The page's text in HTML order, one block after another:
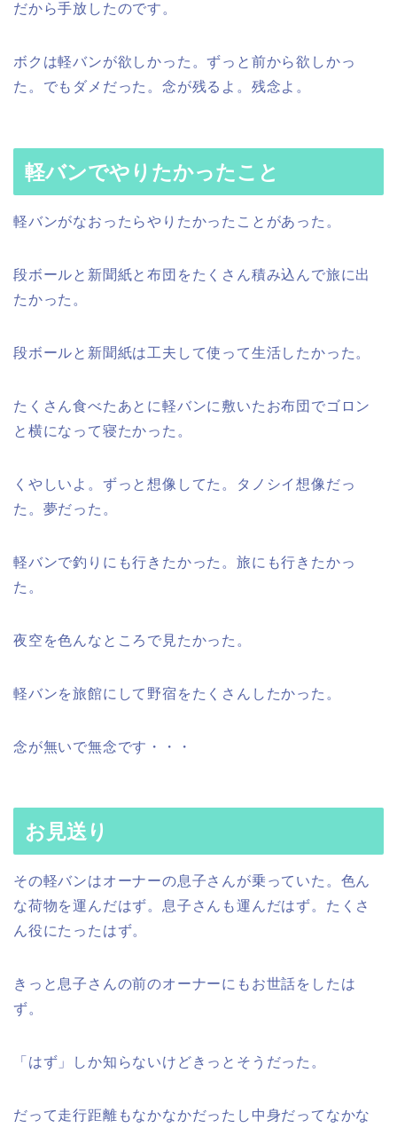
だから手放したのです。
ボクは軽バンが欲しかった。ずっと前から欲しかっ
た。でもダメだった。念が残るよ。残念よ。
軽バンでやりたかったこと
軽バンがなおったらやりたかったことがあった。
段ボールと新聞紙と布団をたくさん積み込んで旅に出
たかった。
段ボールと新聞紙は工夫して使って生活したかった。
たくさん食べたあとに軽バンに敷いたお布団でゴロン
と横になって寝たかった。
くやしいよ。ずっと想像してた。タノシイ想像だっ
た。夢だった。
軽バンで釣りにも行きたかった。旅にも行きたかっ
た。
夜空を色んなところで見たかった。
軽バンを旅館にして野宿をたくさんしたかった。
念が無いで無念です・・・
お見送り
その軽バンはオーナーの息子さんが乗っていた。色ん
な荷物を運んだはず。息子さんも運んだはず。たくさ
ん役にたったはず。
きっと息子さんの前のオーナーにもお世話をしたは
ず。
「はず」しか知らないけどきっとそうだった。
だって走行距離もなかなかだったし中身だってなかな